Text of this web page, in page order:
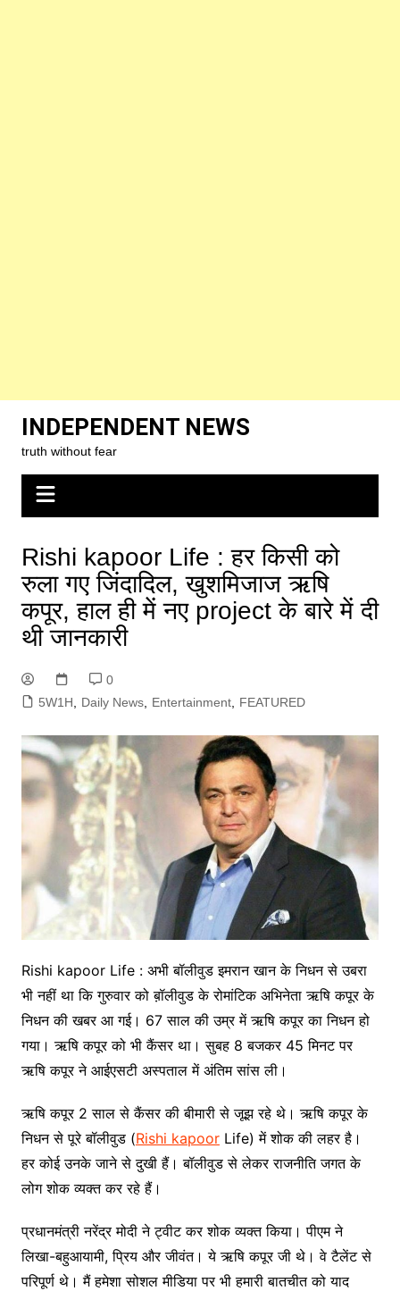
content
INDEPENDENT NEWS
truth without fear
Rishi kapoor Life : हर किसी को
रुला गए जिंदादिल, खुशमिजाज ऋषि
कपूर, हाल ही में नए project के बारे में दी
थी जानकारी
0
5W1H
Daily News, Entertainment, FEATURED
Rishi kapoor Life : अभी बॉलीवुड इमरान खान के निधन से उबरा
भी नहीं था कि गुरुवार को ब़ॉलीवुड के रोमांटिक अभिनेता ऋषि कपूर के
निधन की खबर आ गई। 67 साल की उम्र में ऋषि कपूर का निधन हो
गया। ऋषि कपूर को भी कैंसर था। सुबह 8 बजकर 45 मिनट पर
ऋषि कपूर ने आईएसटी अस्पताल में अंतिम सांस ली।
ऋषि कपूर 2 साल से कैंसर की बीमारी से जूझ रहे थे। ऋषि कपूर के
निधन से पूरे बॉलीवुड (Rishi kapoorLife) में शोक की लहर है।
हर कोई उनके जाने से दुखी हैं। बॉलीवुड से लेकर राजनीति जगत के
लोग शोक व्यक्त कर रहे हैं।
प्रधानमंत्री नरेंद्र मोदी ने ट्वीट कर शोक व्यक्त किया। पीएम ने
लिखा-बहुआयामी, प्रिय और जीवंत। ये ऋषि कपूर जी थे। वे टैलेंट से
परिपूर्ण थे। मैं हमेशा सोशल मीडिया पर भी हमारी बातचीत को याद